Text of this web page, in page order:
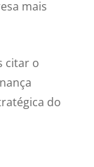
mais
citar o
do